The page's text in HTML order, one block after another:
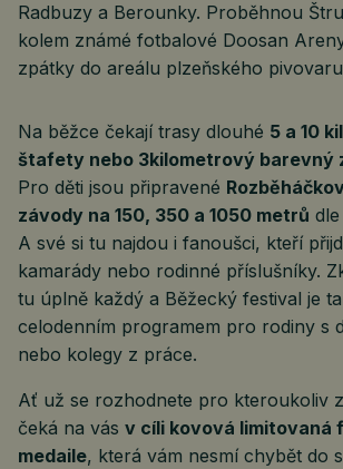
Radbuzy a Berounky. Proběhnou
kolem známé fotbalové Doosan
zpátky do areálu plzeňského
Na běžce čekají trasy dlouhé 5 a 10
štafety nebo 3kilometrový barevný
Pro děti jsou připravené
závody na 150, 350 a 1050 metrů
A své si tu najdou i fanoušci, kteří
kamarády nebo rodinné příslušníky.
tu úplně každý a Běžecký festival je
celodenním programem pro rodiny s
nebo kolegy z práce.
Ať už se rozhodnete pro kteroukoliv
čeká na vás v cíli kovová limitovaná
medaile, která vám nesmí chybět do